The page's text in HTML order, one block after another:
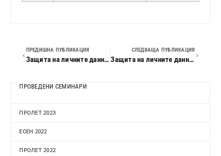
ПРЕДИШНА ПУБЛИКАЦИЯ
Защита на личните данни. Новата правна уредба. Практически решения
СЛЕДВАЩА ПУБЛИКАЦИЯ
Защита на личните данни. Новата правна уредба. Практически решения
ПРОВЕДЕНИ СЕМИНАРИ
ПРОЛЕТ 2023
ЕСЕН 2022
ПРОЛЕТ 2022